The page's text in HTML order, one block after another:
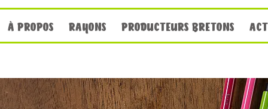
À PROPOS RAYONS PRODUCTEURS BRETONS